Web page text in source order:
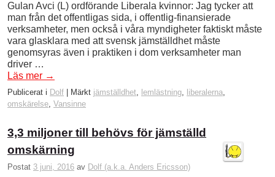
Gulan Avci (L) ordförande Liberala kvinnor: Jag tycker att
man från det offentligas sida, i offentlig-finansierade
verksamheter, men också i våra myndigheter faktiskt måste
vara glasklara med att svensk jämställdhet måste
genomsyras även i praktiken i dom verksamheter man
driver …
Läs mer →
Publicerat i Dolf Märkt jämställdhet, lemlästning, liberalerna,
omskärelse, Vansinne
3,3 miljoner till behövs för jämställd
omskärning
Postat 3 juni, 2016 av Dolf (a.k.a. Anders Ericsson)